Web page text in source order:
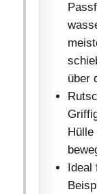
über
Hülle
Ideal